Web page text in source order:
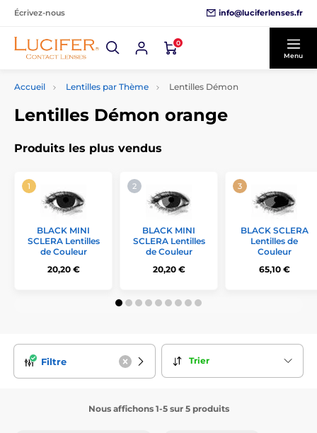
Écrivez-nous info@luciferlenses.fr
0
Menu
Accueil Lentilles par Thème Lentilles Démon
Lentilles Démon orange
Produits les plus vendus
BLACK MINI
SCLERA Lentilles
de Couleur
20,20 €
BLACK MINI
SCLERA Lentilles
de Couleur
20,20 €
BLACK SCLERA
Lentilles de
Couleur
65,10 €
Filtre Trier
Nous affichons 1-5 sur 5 produits